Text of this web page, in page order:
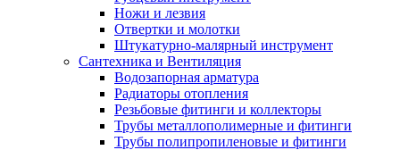
Ножи и лезвия
Отвертки и молотки
Штукатурно-малярный инструмент
Сантехника и Вентиляция
Водозапорная арматура
Радиаторы отопления
Резьбовые фитинги и коллекторы
Трубы металлополимерные и фитинги
Трубы полипропиленовые и фитинги